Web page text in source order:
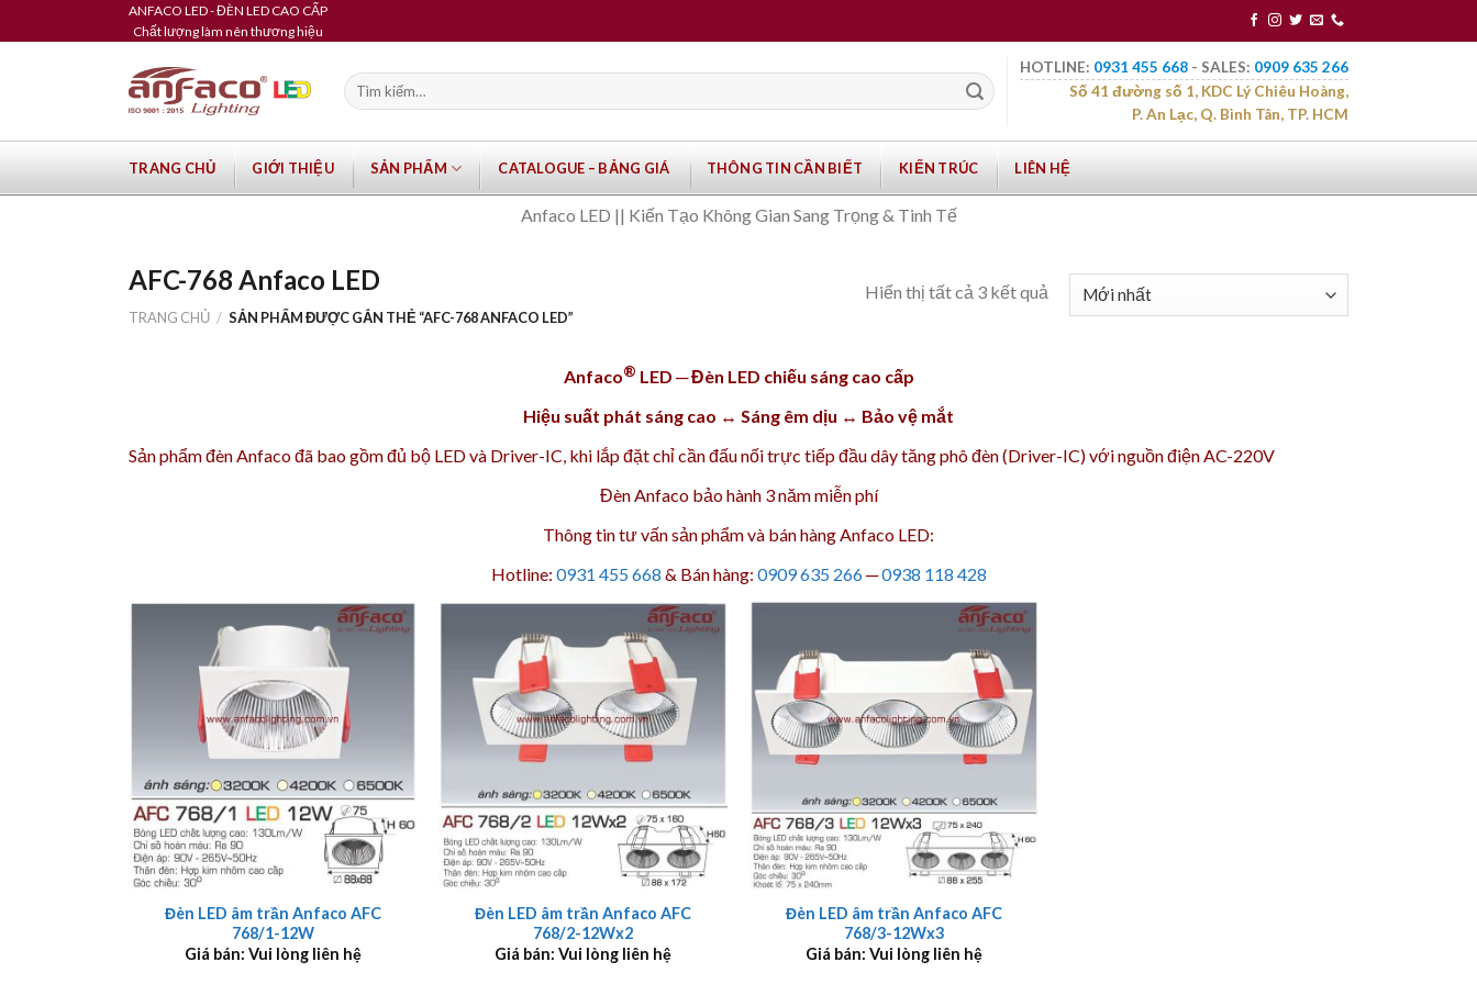
to
ANFACO LED - ĐÈN LED CAO CẤP
Chất lượng làm nên thương hiệu
Tìm
kiếm:
HOTLINE: 0931 455 668 - SALES: 0909 635 266
Số 41 đường số 1, KDC Lý Chiêu Hoàng,
P. An Lạc, Q. Bình Tân, TP. HCM
TRANG CHỦ GIỚI THIỆU SẢN PHẨM CATALOGUE – BẢNG GIÁ THÔNG TIN CẦN BIẾT KIẾN TRÚC LIÊN HỆ
Anfaco LED || Kiến Tạo Không Gian Sang Trọng & Tinh Tế
AFC-768 Anfaco LED
TRANG CHỦ / SẢN PHẨM ĐƯỢC GẮN THẺ “AFC-768 ANFACO LED”
Hiển thị tất cả 3 kết quả
Anfaco® LED ─ Đèn LED chiếu sáng cao cấp
Hiệu suất phát sáng cao ↔ Sáng êm dịu ↔ Bảo vệ mắt
Sản phẩmđèn Anfacođã bao gồm đủ bộ LED và Driver-IC, khi lắp đặt chỉ cần đấu nối trực tiếp đầu dây tăng phô đèn (Driver-IC) với nguồn điện AC-220V
Đèn Anfaco bảo hành 3 nămmiễn phí
Thông tin tư vấn sản phẩm và bán hàng Anfaco LED:
Hotline: 0931 455 668 & Bán hàng: 0909 635 266─0938 118 428
+
Đèn LED âm trần Anfaco AFC
768/1-12W
Giá bán: Vui lòng liên hệ
+
Đèn LED âm trần Anfaco AFC
768/2-12Wx2
Giá bán: Vui lòng liên hệ
+
Đèn LED âm trần Anfaco AFC
768/3-12Wx3
Giá bán: Vui lòng liên hệ